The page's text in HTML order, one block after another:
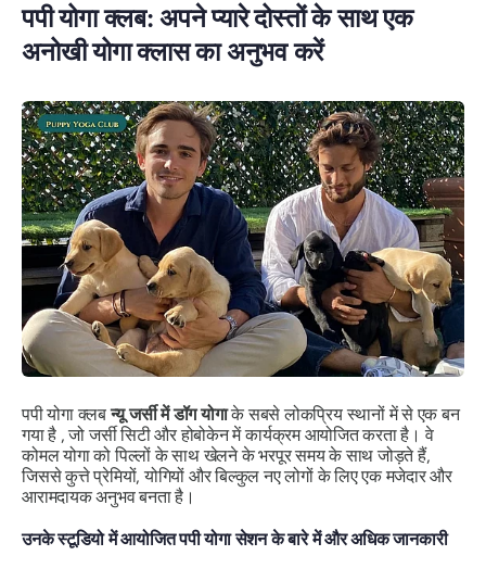
पपी योगा क्लब: अपने प्यारे दोस्तों के साथ एक
अनोखी योगा क्लास का अनुभव करें
पपी योगा क्लबन्यू जर्सी में डॉग योगाके सबसे लोकप्रिय स्थानों में से एक बन
गया है , जो जर्सी सिटी और होबोकेन में कार्यक्रम आयोजित करता है। वे
कोमल योगा को पिल्लों के साथ खेलने के भरपूर समय के साथ जोड़ते हैं,
जिससे कुत्ते प्रेमियों, योगियों और बिल्कुल नए लोगों के लिए एक मजेदार और
आरामदायक अनुभव बनता है।
उनके स्टूडियो में आयोजित पपी योगा सेशन के बारे में और अधिक जानकारी